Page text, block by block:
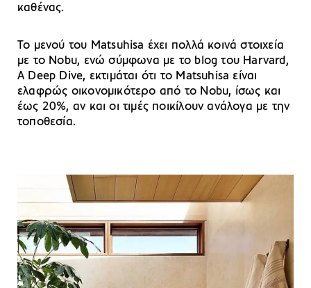
καθένας.
Το μενού του Matsuhisa έχει πολλά κοινά στοιχεία
με το Nobu, ενώ σύμφωνα με το blog του Harvard,
A Deep Dive, εκτιμάται ότι το Matsuhisa είναι
ελαφρώς οικονομικότερο από το Nobu, ίσως και
έως 20%, αν και οι τιμές ποικίλουν ανάλογα με την
τοποθεσία.